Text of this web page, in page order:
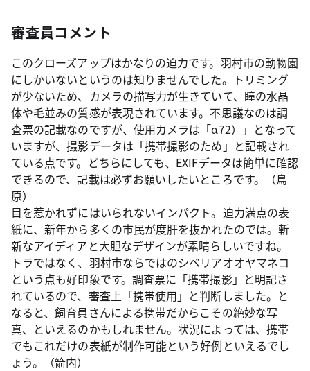
審査員コメント
このクローズアップはかなりの迫力です。羽村市の動物園
にしかいないというのは知りませんでした。トリミング
が少ないため、カメラの描写力が生きていて、瞳の水晶
体や毛並みの質感が表現されています。不思議なのは調
査票の記載なのですが、使用カメラは「α72）」となって
いますが、撮影データは「携帯撮影のため」と記載され
ている点です。どちらにしても、EXIFデータは簡単に確認
できるので、記載は必ずお願いしたいところです。（鳥
原）
目を惹かれずにはいられないインパクト。迫力満点の表
紙に、新年から多くの市民が度肝を抜かれたのでは。斬
新なアイディアと大胆なデザインが素晴らしいですね。
トラではなく、羽村市ならではのシベリアオオヤマネコ
という点も好印象です。調査票に「携帯撮影」と明記さ
れているので、審査上「携帯使用」と判断しました。と
なると、飼育員さんによる携帯だからこその絶妙な写
真、といえるのかもしれません。状況によっては、携帯
でもこれだけの表紙が制作可能という好例といえるでし
ょう。（箭内）